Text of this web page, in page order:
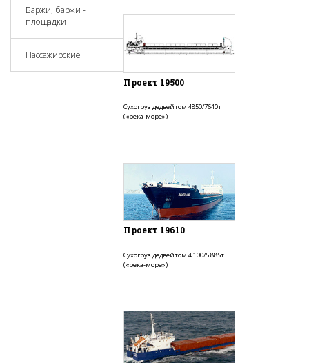
Баржи, баржи -
площадки
Пассажирские
Проект 19500
Сухогруз дедвейтом 4850/7640т
(«река-море»)
Проект 19610
Сухогруз дедвейтом 4 100/5 885т
(«река-море»)